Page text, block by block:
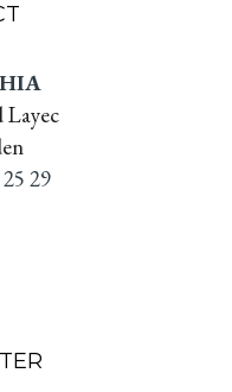
Layec
29